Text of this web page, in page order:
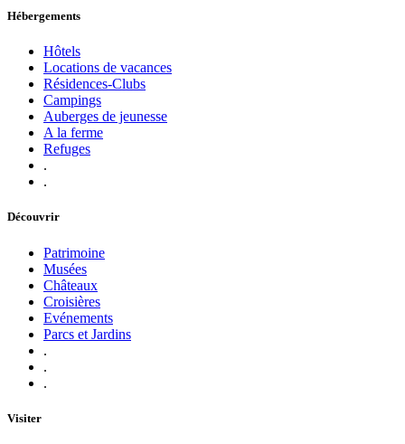
Hébergements
Hôtels
Locations de vacances
Résidences-Clubs
Campings
Auberges de jeunesse
A la ferme
Refuges
.
.
Découvrir
Patrimoine
Musées
Châteaux
Croisières
Evénements
Parcs et Jardins
.
.
.
Visiter